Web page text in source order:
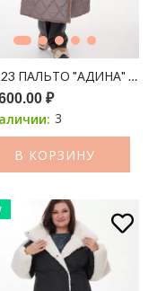
ПАЛЬТО "АДИНА"
₽
3
В КОРЗИНУ